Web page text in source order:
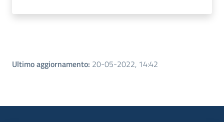
Ultimo aggiornamento: 20-05-2022, 14:42